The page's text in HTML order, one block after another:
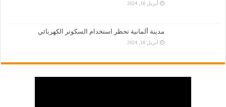
أبريل 18, 2024
مدينة ألمانية تحظر استخدام السكوتر الكهربائي
أبريل 18, 2024